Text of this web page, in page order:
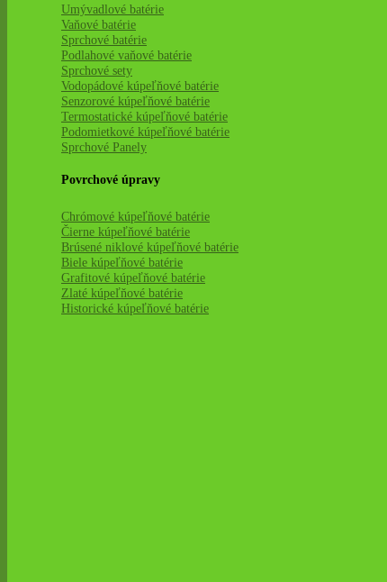
Umývadlové batérie
Vaňové batérie
Sprchové batérie
Podlahové vaňové batérie
Sprchové sety
Vodopádové kúpeľňové batérie
Senzorové kúpeľňové batérie
Termostatické kúpeľňové batérie
Podomietkové kúpeľňové batérie
Sprchové Panely
Povrchové úpravy
Chrómové kúpeľňové batérie
Čierne kúpeľňové batérie
Brúsené niklové kúpeľňové batérie
Biele kúpeľňové batérie
Grafitové kúpeľňové batérie
Zlaté kúpeľňové batérie
Historické kúpeľňové batérie